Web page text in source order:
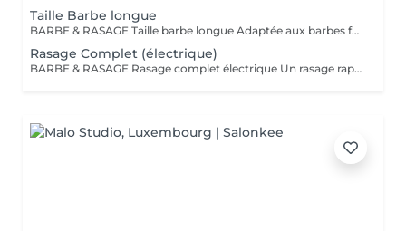
Taille Barbe longue
BARBE & RASAGE Taille barbe longue Adaptée aux barbes fournies et longues, cette prestation permet d'équilibrer les volumes et de structurer votre barbe tout en respectant votre style. La coupe est réalisée aux ciseaux et à la tondeuse, avec des soins spécifiques pour nourrir et discipliner le poil. Bienvenue dans notre espace Barber avec Cyril, notre expert barbier Nous accueillons notre clientèle masculine dans un espace Barber élégant et moderne, où Cyril, notre barbier, met son expertise au service de votre style. Que ce soit pour une coupe de cheveux impeccable ou un soin de barbe sur mesure, chaque prestation est réalisée avec précision et savoir-faire, dans une ambiance conviviale et raffinée.
Rasage Complet (électrique)
BARBE & RASAGE Rasage complet électrique Un rasage rapide et efficace réalisé à la tondeuse et à la shavette électrique, idéal pour un look soigné et sans irritation. Bienvenue dans notre espace Barber avec Cyril, notre expert barbier Nous accueillons notre clientèle masculine dans un espace Barber élégant et moderne, où Cyril, notre barbier, met son expertise au service de votre style. Que ce soit pour une coupe de cheveux impeccable ou un soin de barbe sur mesure, chaque prestation est réalisée avec précision et savoir-faire, dans une ambiance conviviale et raffinée.